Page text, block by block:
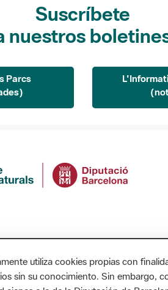
Suscríbete
nuestros
Parcs
utiliza cookies propias con
sin su conocimiento. Sin embargo,